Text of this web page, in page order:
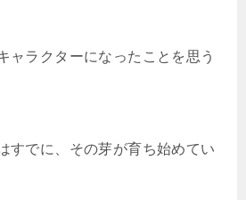
ャラクターになったことを思う
すでに、その芽が育ち始めてい